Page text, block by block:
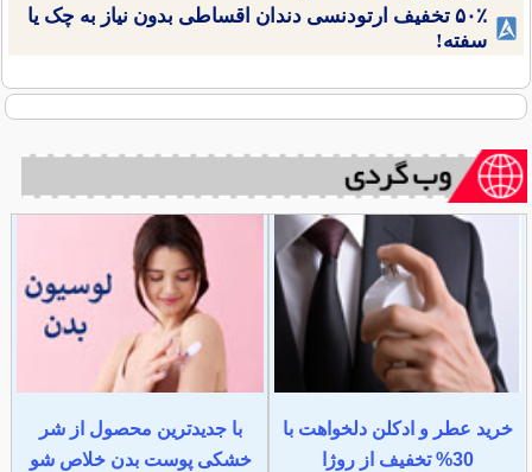
۵۰٪ تخفیف ارتودنسی دندان اقساطی بدون نیاز به چک یا
سفته!
خرید عطر و ادکلن دلخواهت با
30% تخفیف از روژا
با جدیدترین محصول از شر
خشکی پوست بدن خلاص شو